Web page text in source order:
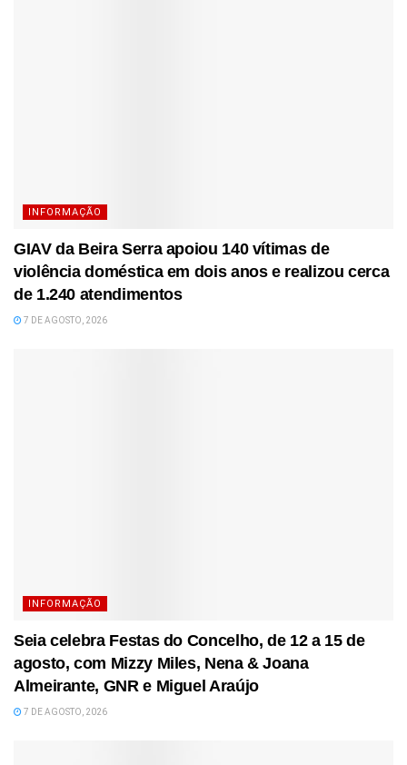
INFORMAÇÃO
GIAV da Beira Serra apoiou 140 vítimas de
violência doméstica em dois anos e realizou cerca
de 1.240 atendimentos
7 DE AGOSTO, 2026
INFORMAÇÃO
Seia celebra Festas do Concelho, de 12 a 15 de
agosto, com Mizzy Miles, Nena & Joana
Almeirante, GNR e Miguel Araújo
7 DE AGOSTO, 2026